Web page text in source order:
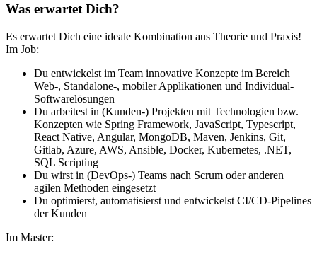
Was erwartet Dich?
Es erwartet Dich eine ideale Kombination aus Theorie und Praxis!
Im Job:
Du entwickelst im Team innovative Konzepte im Bereich
Web-, Standalone-, mobiler Applikationen und Individual-
Softwarelösungen
Du arbeitest in (Kunden-) Projekten mit Technologien bzw.
Konzepten wie Spring Framework, JavaScript, Typescript,
React Native, Angular, MongoDB, Maven, Jenkins, Git,
Gitlab, Azure, AWS, Ansible, Docker, Kubernetes, .NET,
SQL Scripting
Du wirst in (DevOps-) Teams nach Scrum oder anderen
agilen Methoden eingesetzt
Du optimierst, automatisierst und entwickelst CI/CD-Pipelines
der Kunden
Im Master: